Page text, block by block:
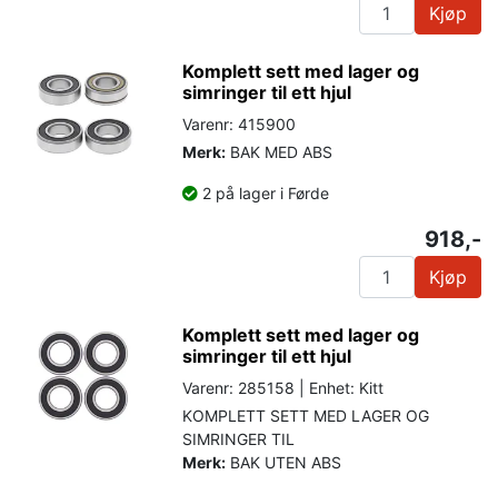
Kjøp
Komplett sett med lager og
simringer til ett hjul
Varenr: 415900
Merk: BAK MED ABS
2 på lager i Førde
918,-
Kjøp
Komplett sett med lager og
simringer til ett hjul
Varenr: 285158 | Enhet: Kitt
KOMPLETT SETT MED LAGER OG
SIMRINGER TIL
Merk: BAK UTEN ABS